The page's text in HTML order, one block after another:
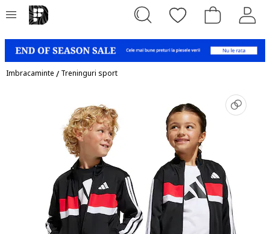
Imbracaminte / Treninguri sport